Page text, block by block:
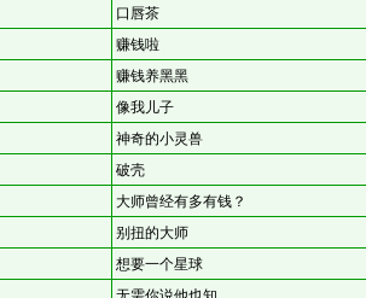
口唇茶
赚钱啦
赚钱养黑黑
像我儿子
神奇的小灵兽
破壳
大师曾经有多有钱？
别扭的大师
想要一个星球